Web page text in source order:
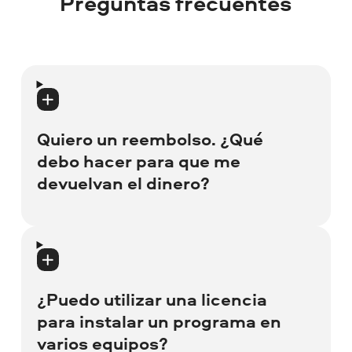
Quiero un reembolso. ¿Qué
debo hacer para que me
devuelvan el dinero?
Si tiene problemas técnicos u otros
problemas que no pueden resolverse,
puede obtener un reembolso completo del
precio de compra en un plazo de 30 días.
Eche un vistazo a nuestra Política de
¿Puedo utilizar una licencia
para instalar un programa en
varios equipos?